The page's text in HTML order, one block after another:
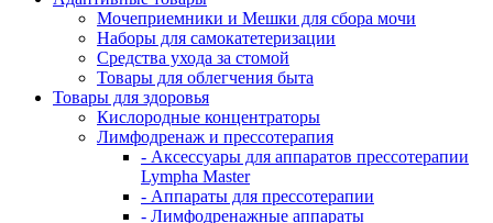
Мочеприемники и Мешки для сбора мочи
Наборы для самокатетеризации
Средства ухода за стомой
Товары для облегчения быта
Товары для здоровья
Кислородные концентраторы
Лимфодренаж и прессотерапия
- Аксессуары для аппаратов прессотерапии
Lympha Master
- Аппараты для прессотерапии
- Лимфодренажные аппараты